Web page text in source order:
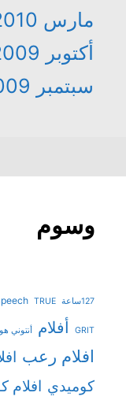
مارس 2010
أكتوبر 2009
سبتمبر 2009
وسوم
127ساعة TRUE
GRIT أفلام أنتوني
افلام رعب
كوميدي افلام